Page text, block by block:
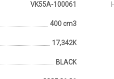
VK55A-100061
400 cm3
17,342K
BLACK